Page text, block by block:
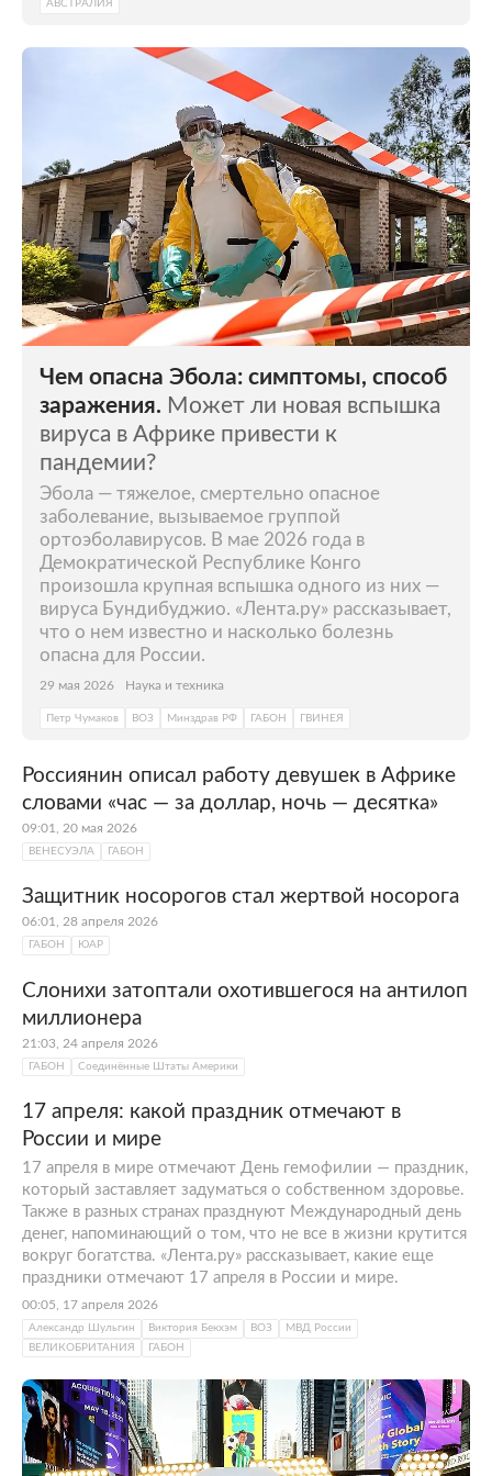
развивается туристический сектор, особое
Туристов также привлекают пляжи,
океанская рыбалка и водопады на реке
АВСТРАЛИЯ
Чем опасна Эбола: симптомы, способ
заражения. Может ли новая вспышка
вируса в Африке привести к
пандемии?
Эбола — тяжелое, смертельно опасное
заболевание, вызываемое группой
ортоэболавирусов. В мае 2026 года в
Демократической Республике Конго
произошла крупная вспышка одного из них —
вируса Бундибуджио. «Лента.ру» рассказывает,
что о нем известно и насколько болезнь
опасна для России.
29 мая 2026 Наука и техника
Петр Чумаков ВОЗ Минздрав РФ ГАБОН ГВИНЕЯ
Россиянин описал работу девушек в Африке
словами «час — за доллар, ночь — десятка»
09:01, 20 мая 2026
ВЕНЕСУЭЛА ГАБОН
Защитник носорогов стал жертвой носорога
06:01, 28 апреля 2026
ГАБОН ЮАР
Слонихи затоптали охотившегося на антилоп
миллионера
21:03, 24 апреля 2026
ГАБОН Соединённые Штаты Америки
17 апреля: какой праздник отмечают в
России и мире
17 апреля в мире отмечают День гемофилии — праздник,
который заставляет задуматься о собственном здоровье.
Также в разных странах празднуют Международный день
денег, напоминающий о том, что не все в жизни крутится
вокруг богатства. «Лента.ру» рассказывает, какие еще
праздники отмечают 17 апреля в России и мире.
00:05, 17 апреля 2026
Александр Шульгин Виктория Бекхэм ВОЗ
МВД России
ВЕЛИКОБРИТАНИЯ
ГАБОН